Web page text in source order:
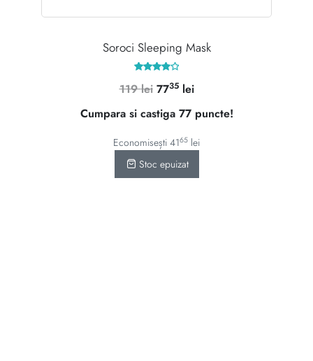
Soroci Sleeping Mask
la
119lei Prețul
inițial
fost:
119 lei.
7735 leiPrețul
este:
7735 lei.
Cumpara si castiga 77 puncte!
Economisești 4165 lei
Stoc epuizat